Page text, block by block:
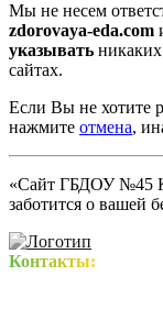
Мы не несем
zdorovaya-eda.com
указывать
сайтах.
Если Вы не хотите
нажмите отмена,
«Сайт ГБДОУ №45
заботится о вашей
Контакты: